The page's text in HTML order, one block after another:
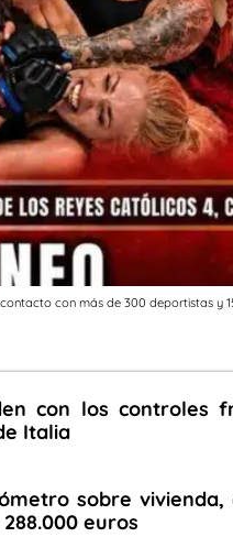
con más de 300 deportistas y
con los controles
Italia
sobre vivienda,
euros